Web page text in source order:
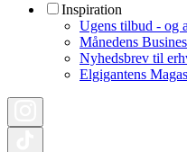
Inspiration
Ugens tilbud - og
Månedens
Nyhedsbrev til
Elgigantens